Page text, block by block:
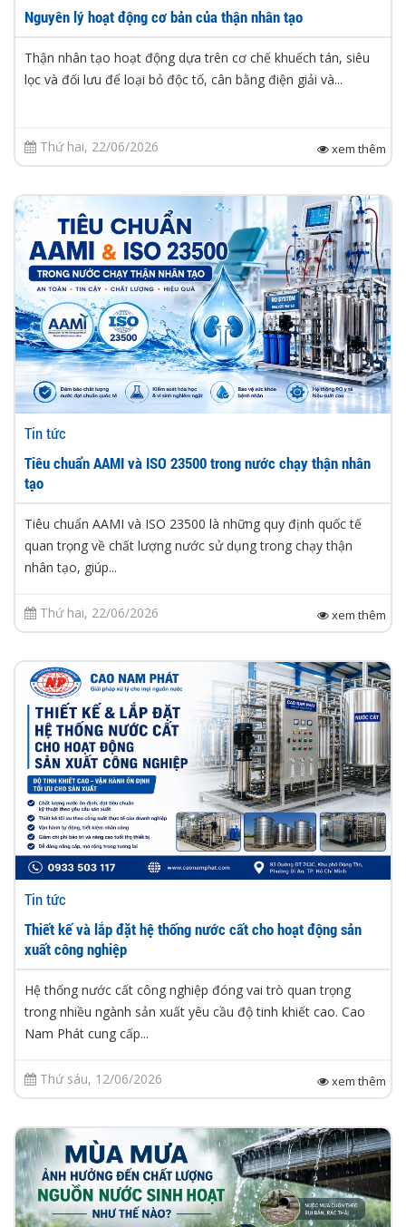
Nguyên lý hoạt động cơ bản của thận nhân tạo
Thận nhân tạo hoạt động dựa trên cơ chế khuếch tán, siêu
lọc và đối lưu để loại bỏ độc tố, cân bằng điện giải và...
Thứ hai, 22/06/2026 xem thêm
Tin tức
Tiêu chuẩn AAMI và ISO 23500 trong nước chạy thận nhân
tạo
Tiêu chuẩn AAMI và ISO 23500 là những quy định quốc tế
quan trọng về chất lượng nước sử dụng trong chạy thận
nhân tạo, giúp...
Thứ hai, 22/06/2026 xem thêm
Tin tức
Thiết kế và lắp đặt hệ thống nước cất cho hoạt động sản
xuất công nghiệp
Hệ thống nước cất công nghiệp đóng vai trò quan trọng
trong nhiều ngành sản xuất yêu cầu độ tinh khiết cao. Cao
Nam Phát cung cấp...
Thứ sáu, 12/06/2026 xem thêm